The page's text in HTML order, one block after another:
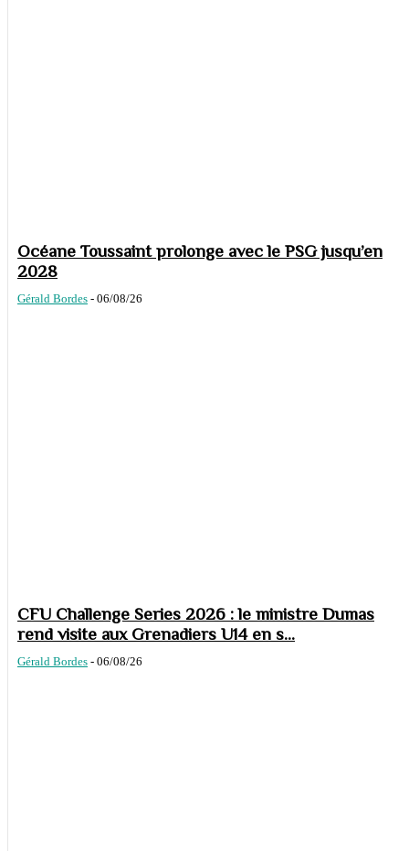
Océane Toussaint prolonge avec le PSG jusqu’en
2028
Gérald Bordes - 06/08/26
CFU Challenge Series 2026 : le ministre Dumas
rend visite aux Grenadiers U14 en s...
Gérald Bordes - 06/08/26